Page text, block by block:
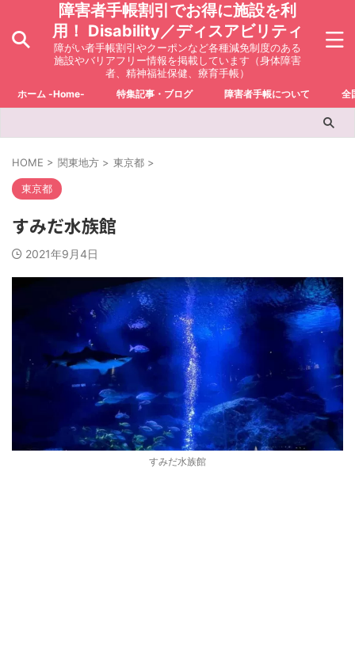
障害者手帳割引でお得に施設を利
用！ Disability／ディスアビリティ
障がい者手帳割引やクーポンなど各種減免制度のある
施設やバリアフリー情報を掲載しています（身体障害
者、精神福祉保健、療育手帳）
ホーム -Home- 特集記事・ブログ 障害者手帳について 全
HOME > 関東地方 > 東京都 >
東京都
すみだ水族館
2021年9月4日
すみだ水族館